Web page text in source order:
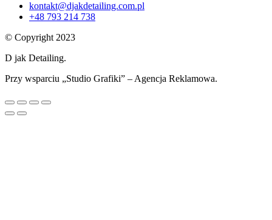
kontakt@djakdetailing.com.pl
+48 793 214 738
© Copyright 2023
D jak Detailing.
Przy wsparciu „Studio Grafiki” – Agencja Reklamowa.